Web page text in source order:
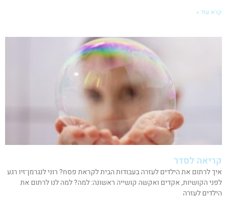
קרא עוד »
קריאה לסדר
איך לרתום את הילדים לעזרה בעבודות הבית לקראת פסח? רוני לנגרמן־זיו רגע
לפני הקושיות, אקדים ואקשה קושייה ראשונה: למה? למה לנו לרתום את
הילדים לעזרה